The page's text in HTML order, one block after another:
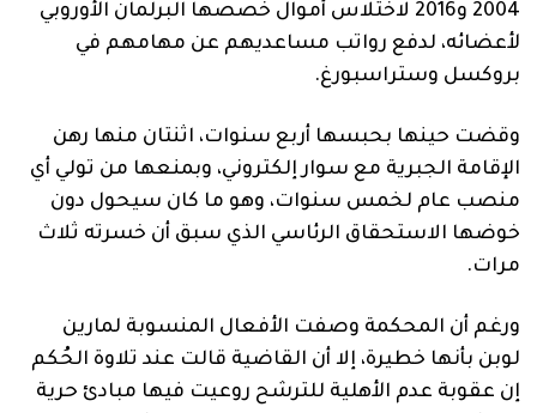
2004 و2016 لاختلاس أموال خصصها البرلمان الأوروبي
لأعضائه، لدفع رواتب مساعديهم عن مهامهم في
بروكسل وستراسبورغ.
وقضت حينها بحبسها أربع سنوات، اثنتان منها رهن
الإقامة الجبرية مع سوار إلكتروني، وبمنعها من تولي أي
منصب عام لخمس سنوات، وهو ما كان سيحول دون
خوضها الاستحقاق الرئاسي الذي سبق أن خسرته ثلاث
مرات.
ورغم أن المحكمة وصفت الأفعال المنسوبة لمارين
لوبن بأنها خطيرة، إلا أن القاضية قالت عند تلاوة الحُكم
إن عقوبة عدم الأهلية للترشح روعيت فيها مبادئ حرية